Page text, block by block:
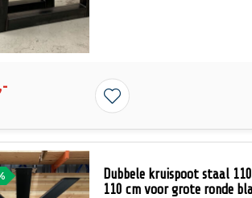
Dubbele kruispoot staal
110 cm voor grote ronde